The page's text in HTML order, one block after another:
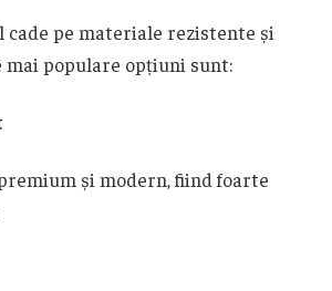
cade pe materiale rezistente și
mai populare opțiuni sunt:
și modern, fiind foarte